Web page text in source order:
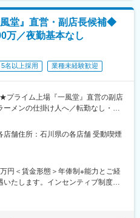
ィングの主導や後輩育成に携わり、
キャリアを築くことが可能です。
グは、1957年から企業を支援する
経営理念の実現に挑み続けていま
安定した経営基盤を持ち、全国各地
環境が整っています。
ケーションツールの導入
ミーティング、資料提出依頼／分
制度など
録作成
契約締結などの実務
調査から提案（リピートのクライ
先からの紹介、専門サイトからの
ューから現状把握し、チームで提案
％、主な提案サービスはコンサルテ
当を含めた表記です。
風堂』直営・副店長候補◆
万／夜勤基本なし
5名以上採用 業種未経験歓迎
プライム上場『一風堂』直営の副店
メンの仕掛け人へ／転勤なし・深
の国や地域で展開する世界的ブラン
任せいたします。
店舗住所：石川県の各店舗 受動喫煙
円＜賃金形態＞年俸制※能力とご経
たします。インセンティブ制度あ